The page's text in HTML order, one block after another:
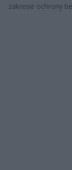
zakresie ochrony